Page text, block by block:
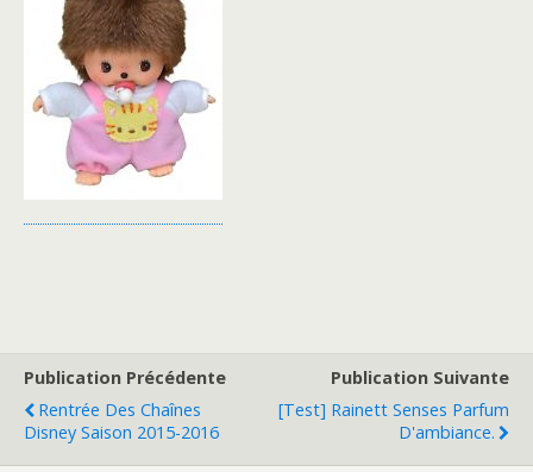
Publication Précédente
Rentrée Des Chaînes
Disney Saison 2015-2016
Publication Suivante
[Test] Rainett Senses Parfum
D'ambiance.